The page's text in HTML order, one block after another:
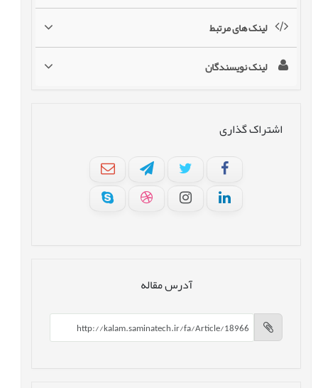
لینک های مرتبط
لینک نویسندگان
اشتراک گذاری
آدرس مقاله